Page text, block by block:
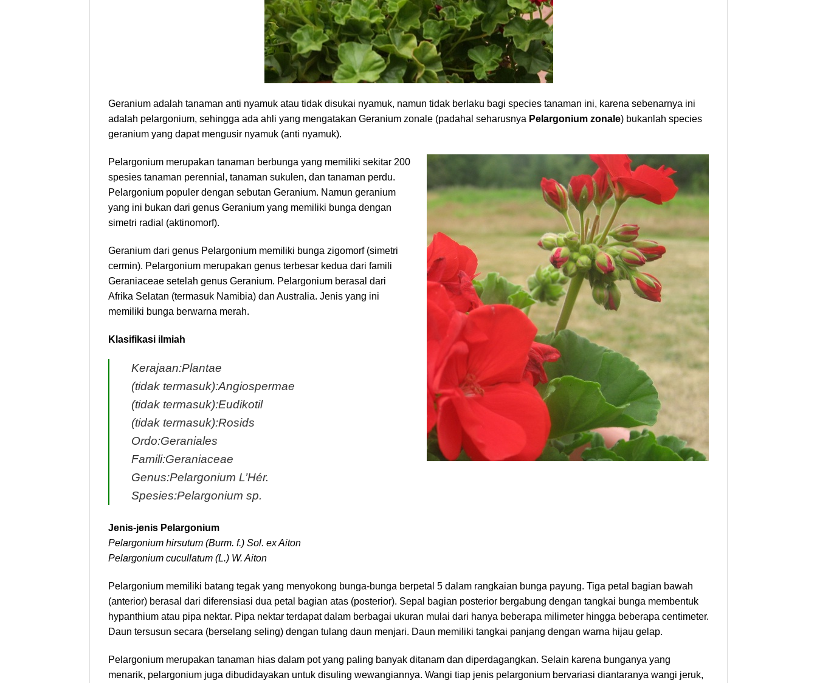
Geranium adalah tanaman anti nyamuk atau tidak disukai nyamuk, namun tidak berlaku bagi species tanaman ini, karena sebenarnya ini
adalah pelargonium, sehingga ada ahli yang mengatakan Geranium zonale (padahal seharusnya Pelargonium zonale) bukanlah species
geranium yang dapat mengusir nyamuk (anti nyamuk).
Pelargonium merupakan tanaman berbunga yang memiliki sekitar 200
spesies tanaman perennial, tanaman sukulen, dan tanaman perdu.
Pelargonium populer dengan sebutan Geranium. Namun geranium
yang ini bukan dari genus Geranium yang memiliki bunga dengan
simetri radial (aktinomorf).
Geranium dari genus Pelargonium memiliki bunga zigomorf (simetri
cermin). Pelargonium merupakan genus terbesar kedua dari famili
Geraniaceae setelah genus Geranium. Pelargonium berasal dari
Afrika Selatan (termasuk Namibia) dan Australia. Jenis yang ini
memiliki bunga berwarna merah.
Klasifikasi ilmiah
Kerajaan:Plantae
(tidak termasuk):Angiospermae
(tidak termasuk):Eudikotil
(tidak termasuk):Rosids
Ordo:Geraniales
Famili:Geraniaceae
Genus:Pelargonium L’Hér.
Spesies:Pelargonium sp.
Jenis-jenis Pelargonium
Pelargonium hirsutum (Burm. f.) Sol. ex Aiton
Pelargonium cucullatum (L.) W. Aiton
Pelargonium memiliki batang tegak yang menyokong bunga-bunga berpetal 5 dalam rangkaian bunga payung. Tiga petal bagian bawah
(anterior) berasal dari diferensiasi dua petal bagian atas (posterior). Sepal bagian posterior bergabung dengan tangkai bunga membentuk
hypanthium atau pipa nektar. Pipa nektar terdapat dalam berbagai ukuran mulai dari hanya beberapa milimeter hingga beberapa centimeter.
Daun tersusun secara (berselang seling) dengan tulang daun menjari. Daun memiliki tangkai panjang dengan warna hijau gelap.
Pelargonium merupakan tanaman hias dalam pot yang paling banyak ditanam dan diperdagangkan. Selain karena bunganya yang
menarik, pelargonium juga dibudidayakan untuk disuling wewangiannya. Wangi tiap jenis pelargonium bervariasi diantaranya wangi jeruk,